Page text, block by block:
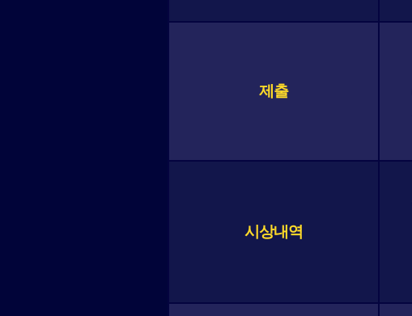
제출
시상내역